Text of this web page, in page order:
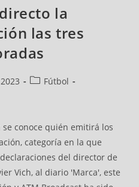
la
las tres
Fútbol
conoce quién emitirá los
categoría en la que
del director de
Vich, al diario 'Marca', este